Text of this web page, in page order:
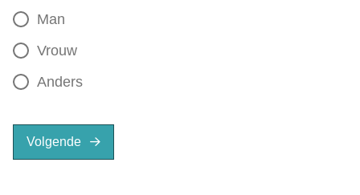
Man
Vrouw
Anders
Volgende